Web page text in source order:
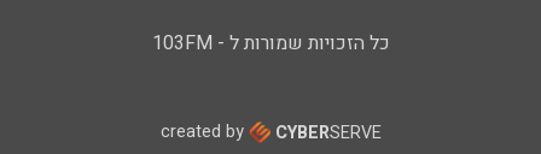
כל הזכויות שמורות ל - 103FM
created by CYBERSERVE